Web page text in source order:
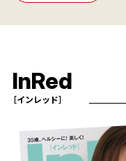
InRed
［インレッド］